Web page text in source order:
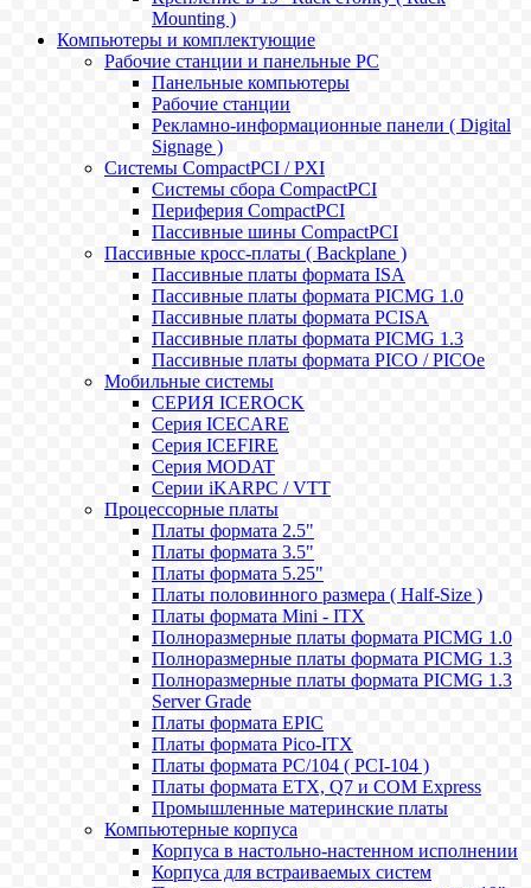
Mounting )
Компьютеры и комплектующие
Рабочие станции и панельные РС
Панельные компьютеры
Рабочие станции
Рекламно-информационные панели ( Digital
Signage )
Системы CompactPCI / PXI
Системы сбора CompactPCI
Периферия CompactPCI
Пассивные шины CompactPCI
Пассивные кросс-платы ( Backplane )
Пассивные платы формата ISA
Пассивные платы формата PICMG 1.0
Пассивные платы формата PCISA
Пассивные платы формата PICMG 1.3
Пассивные платы формата PICO / PICOe
Мобильные системы
СЕРИЯ ICEROCK
Серия ICECARE
Серия ICEFIRE
Серия MODAT
Серии iKARPC / VTT
Процессорные платы
Платы формата 2.5"
Платы формата 3.5"
Платы формата 5.25"
Платы половинного размера ( Half-Size )
Платы формата Mini - ITX
Полноразмерные платы формата PICMG 1.0
Полноразмерные платы формата PICMG 1.3
Полноразмерные платы формата PICMG 1.3
Server Grade
Платы формата EPIC
Платы формата Pico-ITX
Платы формата PC/104 ( PCI-104 )
Платы формата ETX, Q7 и COM Express
Промышленные материнские платы
Компьютерные корпуса
Корпуса в настольно-настенном исполнении
Корпуса для встраиваемых систем